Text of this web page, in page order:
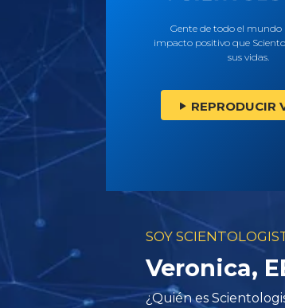
Gente de todo el mundo
impacto positivo que
sus vidas.
REPRODUCIR
SOY
Veronica,
¿Quién es